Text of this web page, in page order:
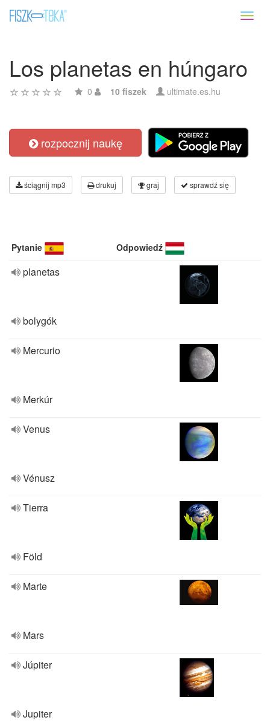
Los planetas en húngaro
0 10 fiszek ultimate.es.hu
rozpocznij naukę
ściągnij mp3 drukuj graj sprawdź się
Pytanie Odpowiedź
planetas
bolygók
Mercurio
Merkúr
Venus
Vénusz
Tierra
Föld
Marte
Mars
Júpiter
Jupiter